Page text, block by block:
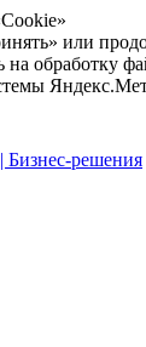
или
на обработку
Бизнес-решения